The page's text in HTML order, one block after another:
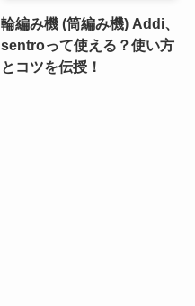
輪編み機 (筒編み機) Addi、
sentroって使える？使い方
とコツを伝授！